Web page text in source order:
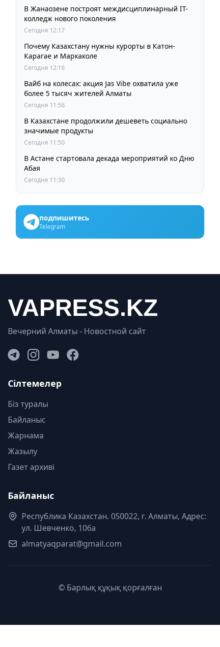
В Жанаозене построят междисциплинарный IT-
колледж нового поколения
Сегодня 12:17
Почему Казахстану нужны курорты в Катон-
Карагае и Маркаколе
Сегодня 12:16
Вайб на колесах: акция Jas Vibe охватила уже
более 5 тысяч жителей Алматы
Сегодня 11:56
В Казахстане продолжили дешеветь социально
значимые продукты
Сегодня 11:50
В Астане стартовала декада мероприятий ко Дню
Абая
Сегодня 11:30
подпишитесь
Telegram
Вечерний Алматы - Новостной сайт
Сілтемелер
Біз туралы
Байланыс
Жарнама
Жазылу
Газет архиві
Байланыс
Республика Казахстан. 050022, г. Алматы, Адрес:
ул. Шевченко, 106а
almatyaqparat@gmail.com
© Барлық құқық қорғалған